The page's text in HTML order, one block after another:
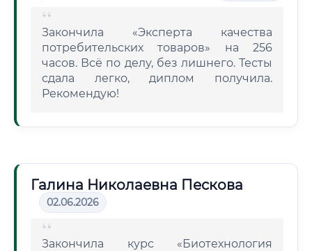
Закончила «Эксперта качества
потребительских товаров» на 256
часов. Всё по делу, без лишнего. Тесты
сдала легко, диплом получила.
Рекомендую!
Галина Николаевна Пескова
02.06.2026
Закончила курс «Биотехнология